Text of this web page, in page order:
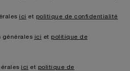
ici et politique de confidentialité
générales ici et politique de
ici et politique de